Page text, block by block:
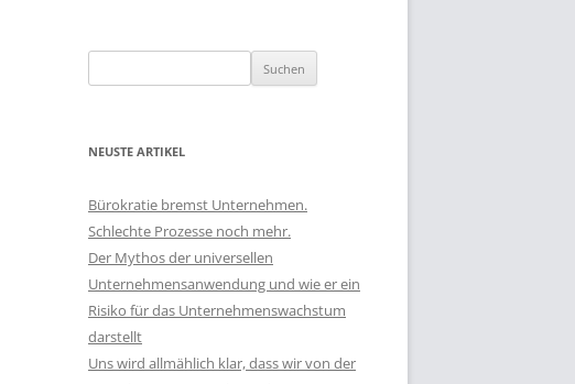
nach:
NEUSTE ARTIKEL
Bürokratie bremst Unternehmen.
Schlechte Prozesse noch mehr.
Der Mythos der universellen
Unternehmensanwendung und wie er ein
Risiko für das Unternehmenswachstum
darstellt
Uns wird allmählich klar, dass wir von der